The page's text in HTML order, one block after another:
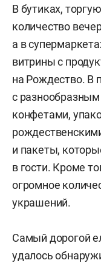
В бутиках,
количество
а в
витрины с
на Рождество. В
с
конфетами,
и пакеты,
в гости. Кроме
огромное
украшений.
Самый дорогой
удалось